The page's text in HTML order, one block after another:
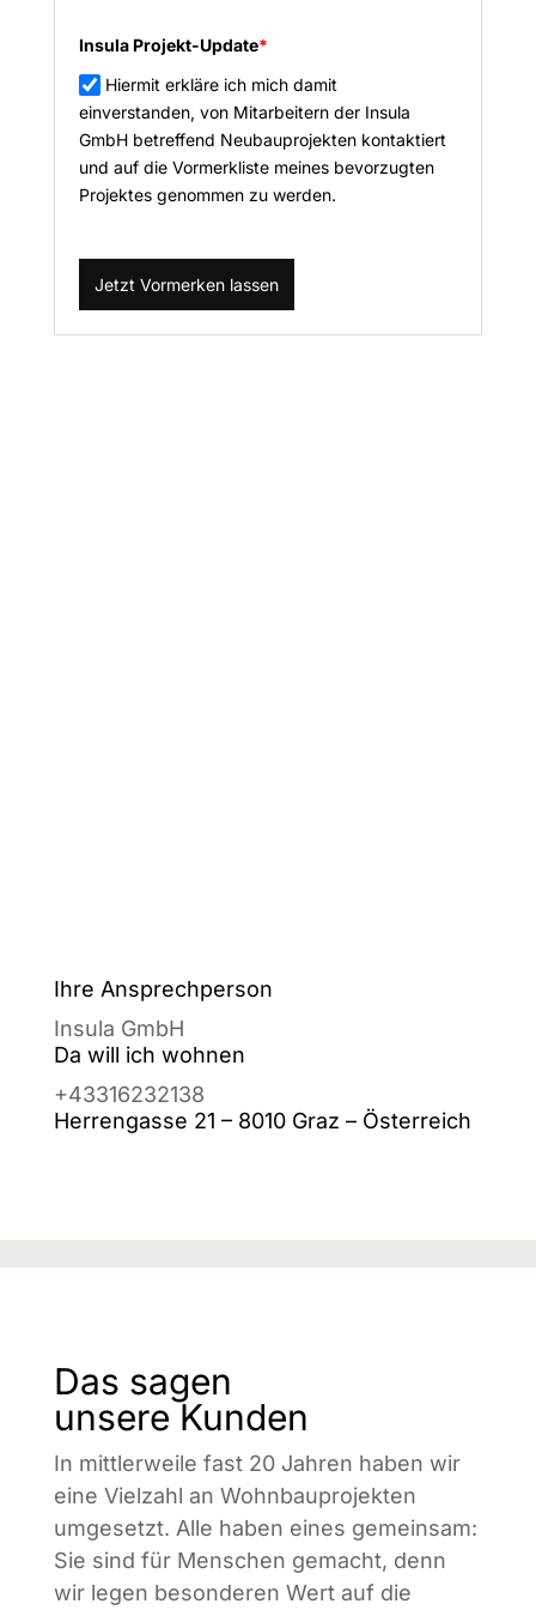
Insula Projekt-Update*
Hiermit erkläre ich mich damit
einverstanden, von Mitarbeitern der Insula
GmbH betreffend Neubauprojekten kontaktiert
und auf die Vormerkliste meines bevorzugten
Projektes genommen zu werden.
Jetzt Vormerken lassen
Ihre Ansprechperson
Insula GmbH
Da will ich wohnen
+43316232138
Herrengasse 21 – 8010 Graz – Österreich
Das sagen
unsere Kunden
In mittlerweile fast 20 Jahren haben wir
eine Vielzahl an Wohnbauprojekten
umgesetzt. Alle haben eines gemeinsam:
Sie sind für Menschen gemacht, denn
wir legen besonderen Wert auf die